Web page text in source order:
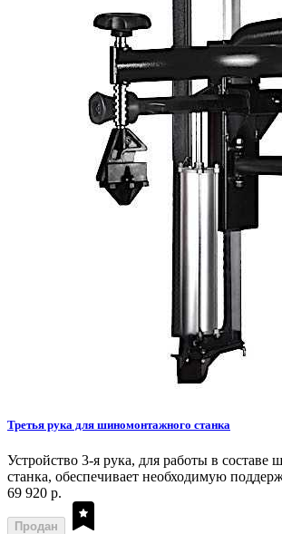
Третья рука для шиномонтажного станка
Устройство 3-я рука, для работы в составе
станка, обеспечивает необходимую
69 920 р.
Продан